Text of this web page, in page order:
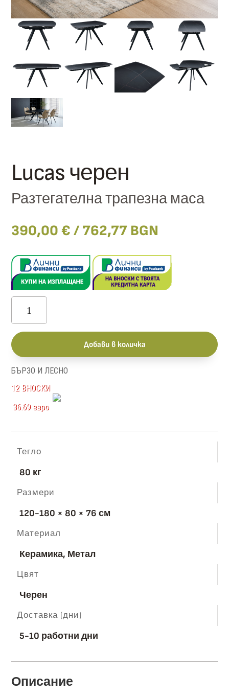
Lucas черен
Разтегателна трапезна маса
390,00€ / 762,77 BGN
количество
за
Lucas
черен
Добави в количка
БЪРЗО И ЛЕСНО
12 ВНОСКИ
36.69 евро
Тегло
80 кг
Размери
120-180 × 80 × 76 см
Материал
Керамика, Метал
Цвят
Черен
Доставка (дни)
5-10 работни дни
Описание